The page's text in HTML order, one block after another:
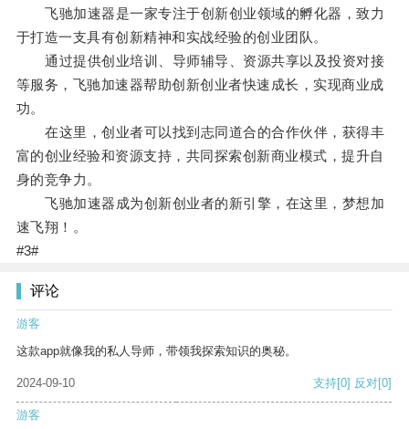
飞驰加速器是一家专注于创新创业领域的孵化器，致力
于打造一支具有创新精神和实战经验的创业团队。
通过提供创业培训、导师辅导、资源共享以及投资对接
等服务，飞驰加速器帮助创新创业者快速成长，实现商业成
功。
在这里，创业者可以找到志同道合的合作伙伴，获得丰
富的创业经验和资源支持，共同探索创新商业模式，提升自
身的竞争力。
飞驰加速器成为创新创业者的新引擎，在这里，梦想加
速飞翔！。
#3#
评论
游客
这款app就像我的私人导师，带领我探索知识的奥秘。
2024-09-10 支持[0] 反对[0]
游客